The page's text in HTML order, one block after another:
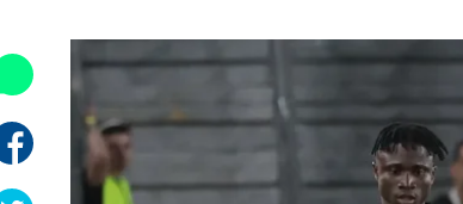
ליגה סינית
ליגות נוספות